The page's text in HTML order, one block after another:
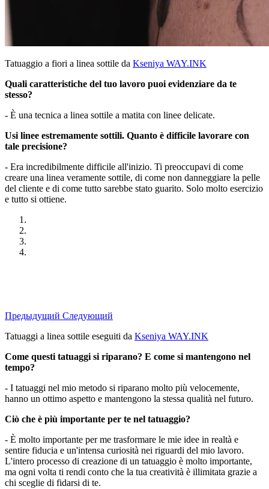
Tatuaggio a fiori a linea sottile da Kseniya WAY.INK
Quali caratteristiche del tuo lavoro puoi evidenziare da te
stesso?
- È una tecnica a linea sottile a matita con linee delicate.
Usi linee estremamente sottili. Quanto è difficile lavorare con
tale precisione?
- Era incredibilmente difficile all'inizio. Ti preoccupavi di come
creare una linea veramente sottile, di come non danneggiare la pelle
del cliente e di come tutto sarebbe stato guarito. Solo molto esercizio
e tutto si ottiene.
Предыдущий Следующий
Tatuaggi a linea sottile eseguiti da Kseniya WAY.INK
Come questi tatuaggi si riparano? E come si mantengono nel
tempo?
- I tatuaggi nel mio metodo si riparano molto più velocemente,
hanno un ottimo aspetto e mantengono la stessa qualità nel futuro.
Ciò che è più importante per te nel tatuaggio?
- È molto importante per me trasformare le mie idee in realtà e
sentire fiducia e un'intensa curiosità nei riguardi del mio lavoro.
L'intero processo di creazione di un tatuaggio è molto importante,
ma ogni volta ti rendi conto che la tua creatività è illimitata grazie a
chi sceglie di fidarsi di te.